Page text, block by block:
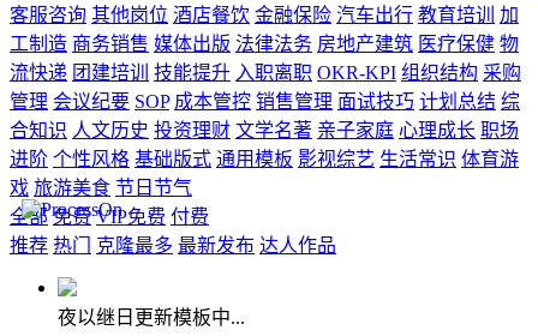
客服咨询 其他岗位 酒店餐饮 金融保险 汽车出行 教育培训
加
工制造 商务销售 媒体出版 法律法务 房地产建筑 医疗保健 物
流快递 团建培训 技能提升 入职离职 OKR-KPI 组织结构 采购
管理 会议纪要 SOP 成本管控 销售管理 面试技巧 计划总结 综
合知识 人文历史 投资理财 文学名著 亲子家庭 心理成长 职场
进阶 个性风格 基础版式 通用模板 影视综艺 生活常识 体育游
戏 旅游美食 节日节气
全部 免费 VIP免费 付费
推荐 热门 克隆最多 最新发布 达人作品
夜以继日更新模板中...